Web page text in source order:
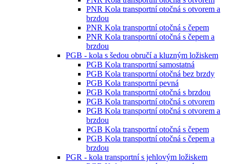
PNR Kola transportní otočná s otvorem a
brzdou
PNR Kola transportní otočná s čepem
PNR Kola transportní otočná s čepem a
brzdou
PGB - kola s šedou obručí a kluzným ložiskem
PGB Kola transportní samostatná
PGB Kola transportní otočná bez brzdy
PGB Kola transportní pevná
PGB Kola transportní otočná s brzdou
PGB Kola transportní otočná s otvorem
PGB Kola transportní otočná s otvorem a
brzdou
PGB Kola transportní otočná s čepem
PGB Kola transportní otočná s čepem a
brzdou
PGR - kola transportní s jehlovým ložiskem